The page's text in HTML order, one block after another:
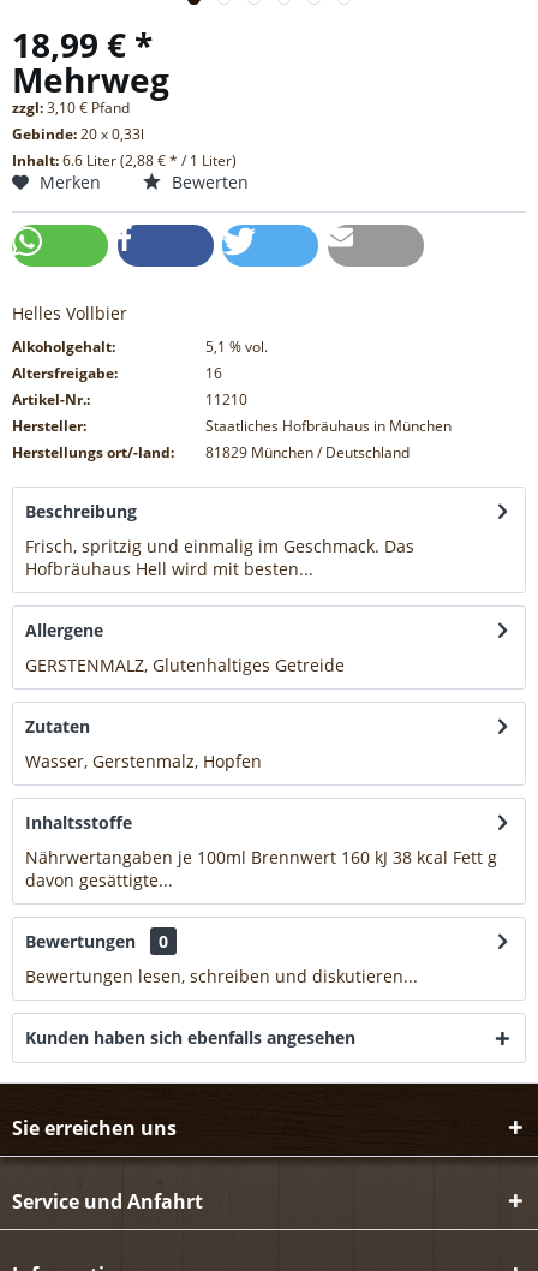
18,99 € *
Mehrweg
zzgl:3,10 € Pfand
Gebinde:20 x 0,33l
Inhalt:6.6 Liter (2,88 € * / 1 Liter)
Merken Bewerten
Helles Vollbier
Alkoholgehalt: 5,1 % vol.
Altersfreigabe:
16
Artikel-Nr.:
11210
Hersteller:
Staatliches Hofbräuhaus in München
Herstellungs ort/-land:
81829 München / Deutschland
Beschreibung
Frisch, spritzig und einmalig im Geschmack. Das
Hofbräuhaus Hell wird mit besten...
Allergene
GERSTENMALZ, Glutenhaltiges Getreide
Zutaten
Wasser, Gerstenmalz, Hopfen
Inhaltsstoffe
Nährwertangaben je 100ml Brennwert 160 kJ 38 kcal Fett g
davon gesättigte...
Bewertungen
0
Bewertungen lesen, schreiben und diskutieren...
Kunden haben sich ebenfalls angesehen
Sie erreichen uns
Service und Anfahrt